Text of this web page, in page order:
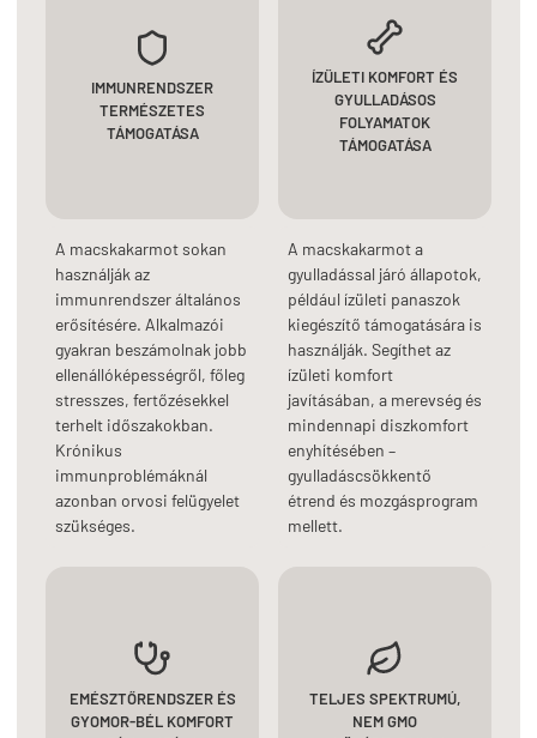
IMMUNRENDSZER
TERMÉSZETES
TÁMOGATÁSA
A macskakarmot sokan
használják az
immunrendszer általános
erősítésére. Alkalmazói
gyakran beszámolnak jobb
ellenállóképességről, főleg
stresszes, fertőzésekkel
terhelt időszakokban.
Krónikus
immunproblémáknál
azonban orvosi felügyelet
szükséges.
ÍZÜLETI KOMFORT ÉS
GYULLADÁSOS
FOLYAMATOK
TÁMOGATÁSA
A macskakarmot a
gyulladással járó állapotok,
például ízületi panaszok
kiegészítő támogatására is
használják. Segíthet az
ízületi komfort
javításában, a merevség és
mindennapi diszkomfort
enyhítésében –
gyulladáscsökkentő
étrend és mozgásprogram
mellett.
EMÉSZTŐRENDSZER ÉS
GYOMOR-BÉL KOMFORT
TELJES SPEKTRUMÚ,
NEM GMO